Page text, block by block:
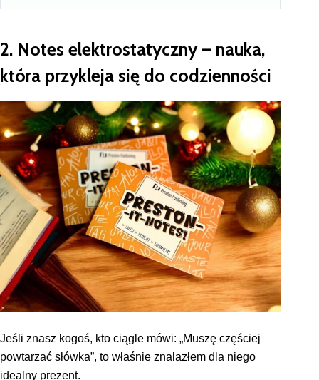
2. Notes elektrostatyczny – nauka,
która przykleja się do codzienności
Jeśli znasz kogoś, kto ciągle mówi: „Muszę częściej
powtarzać słówka”, to właśnie znalazłem dla niego
idealny prezent.